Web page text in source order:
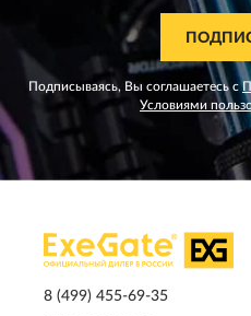
Подписываясь, Вы соглашаетесь с
Условиями
8 (499) 455-69-35